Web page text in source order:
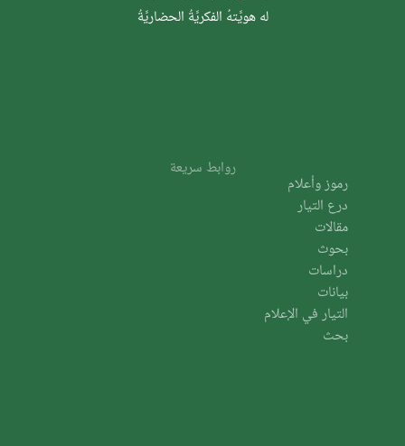
له هويَّتهُ الفكريَّةُ الحضاريَّةُ
روابط سريعة
رموز وأعلام
درع التيار
مقالات
بحوث
دراسات
بيانات
التيار في الإعلام
بحث